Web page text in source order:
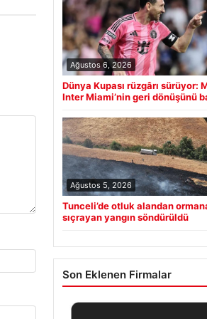
Ağustos 6, 2026
Dünya Kupası rüzgârı sürüyor:
Inter Miami’nin geri dönüşünü
Ağustos 5, 2026
Tunceli’de otluk alandan
sıçrayan yangın söndürüldü
Son Eklenen Firmalar